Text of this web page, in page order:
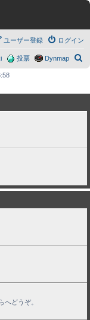
ログイン
ユーザー登録
Dynmap
投票
へどうぞ。